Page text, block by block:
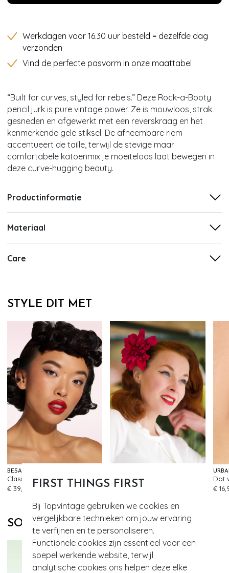
FIRST THINGS FIRST
Bij Topvintage gebruiken we cookies en
vergelijkbare technieken om jouw ervaring
te verfijnen en te personaliseren.
Functionele cookies zijn essentieel voor een
soepel werkende website, terwijl
analytische cookies ons helpen deze elke
Werkdagen voor 16.30 uur besteld = dezelfde dag
verzonden
Vind de perfecte pasvorm in onze maattabel
“Built for curves, styled for rebels.” Deze Rock-a-Booty
pencil jurk is pure vintage power. Ze is mouwloos, strak
gesneden en afgewerkt met een reverskraag en het
kenmerkende gele stiksel. De afneembare riem
accentueert de taille, terwijl de stevige maar
comfortabele katoenmix je moeiteloos laat bewegen in
deze curve-hugging beauty.
Productinformatie
Materiaal
Care
STYLE DIT MET
BÉSAME COSMETICS
Classic colour lippenstift in Bésame rood
€ 39,95
397
€ 9,95
€
SOORTGELIJKE PRODUCTEN